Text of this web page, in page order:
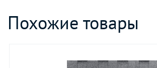
Похожие товары